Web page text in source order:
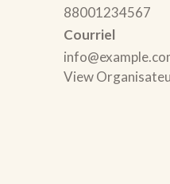
88001234567
Courriel
View